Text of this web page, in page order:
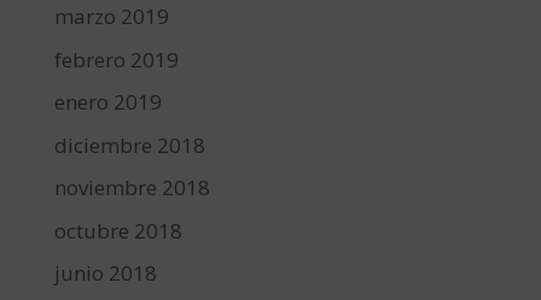
marzo 2019
febrero 2019
enero 2019
diciembre 2018
noviembre 2018
octubre 2018
junio 2018